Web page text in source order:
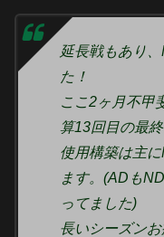
延長戦もあり
た！
ここ2ヶ月不甲
算13回目の最終
使用構築は主
ます。(ADも
ってました)
長いシーズン